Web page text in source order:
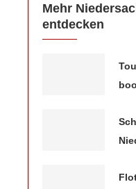
Mehr
entdecken